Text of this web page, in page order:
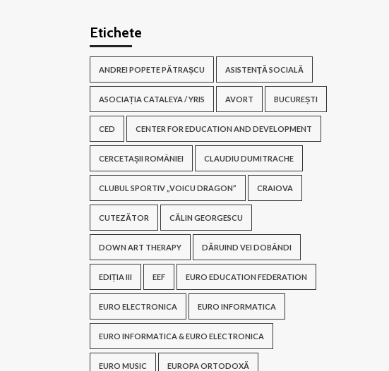
Etichete
ANDREI POPETE PĂTRAȘCU ASISTENŢĂ SOCIALĂ
ASOCIAȚIA CATALEYA / YRIS AVORT BUCUREȘTI
CED CENTER FOR EDUCATION AND DEVELOPMENT
CERCETAȘII ROMÂNIEI CLAUDIU DUMITRACHE
CLUBUL SPORTIV „VOICU DRAGON” CRAIOVA
CUTEZĂTOR CĂLIN GEORGESCU
DOWN ART THERAPY DĂRUIND VEI DOBÂNDI
EDIȚIA III EEF EURO EDUCATION FEDERATION
EURO ELECTRONICA EURO INFORMATICA
EURO INFORMATICA & EURO ELECTRONICA
EURO MUSIC EUROPA ORTODOXĂ